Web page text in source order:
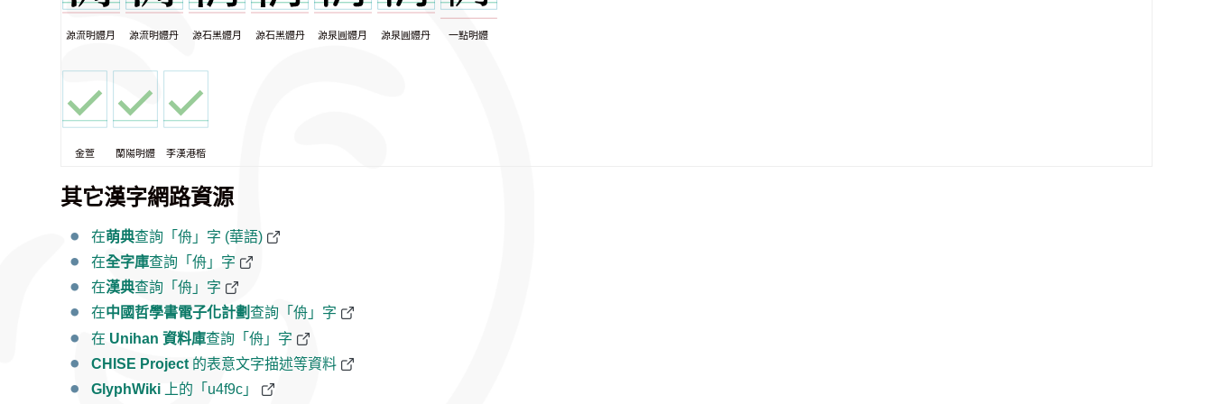
源流明體月 源流明體丹 源石黑體月 源石黑體丹 源泉圓體月 源泉圓體丹 一點明體
金萱 蘭陽明體 李漢港楷
其它漢字網路資源
在萌典查詢「侜」字 (華語)
在全字庫查詢「侜」字
在漢典查詢「侜」字
在中國哲學書電子化計劃 查詢「侜」字
在 Unihan 資料庫查詢「侜」字
CHISE Project 的表意文字描述等資料
GlyphWiki 上的「u4f9c」